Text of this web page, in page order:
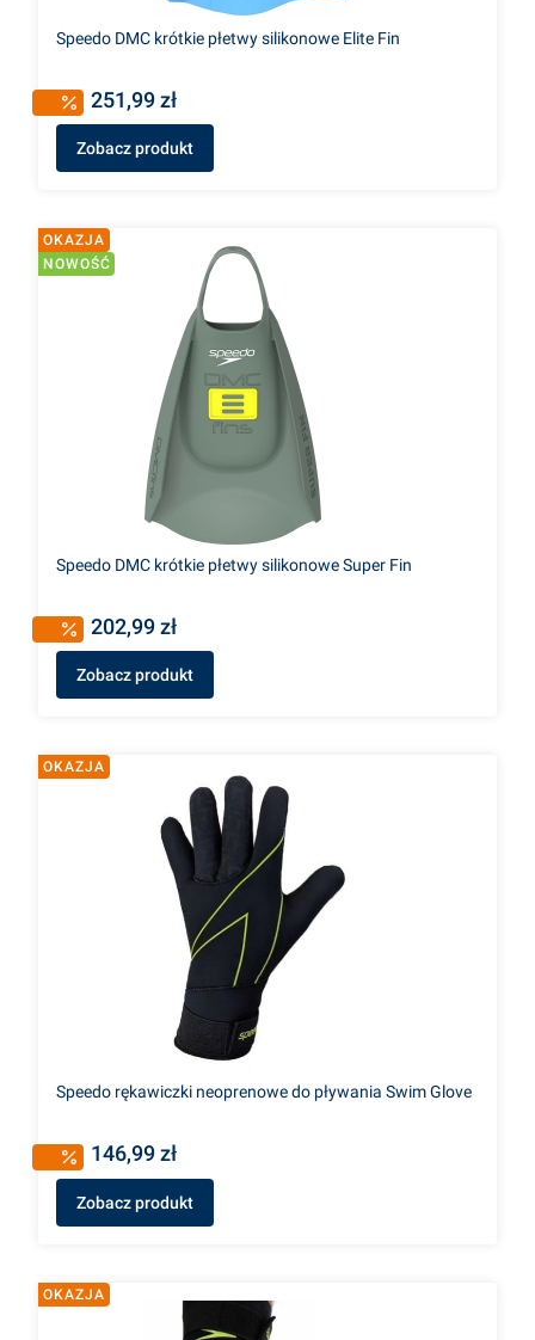
Speedo DMC krótkie płetwy silikonowe Elite Fin
251,99 zł
Zobacz produkt
OKAZJA
NOWOŚĆ
Speedo DMC krótkie płetwy silikonowe Super Fin
202,99 zł
Zobacz produkt
OKAZJA
Speedo rękawiczki neoprenowe do pływania Swim Glove
146,99 zł
Zobacz produkt
OKAZJA